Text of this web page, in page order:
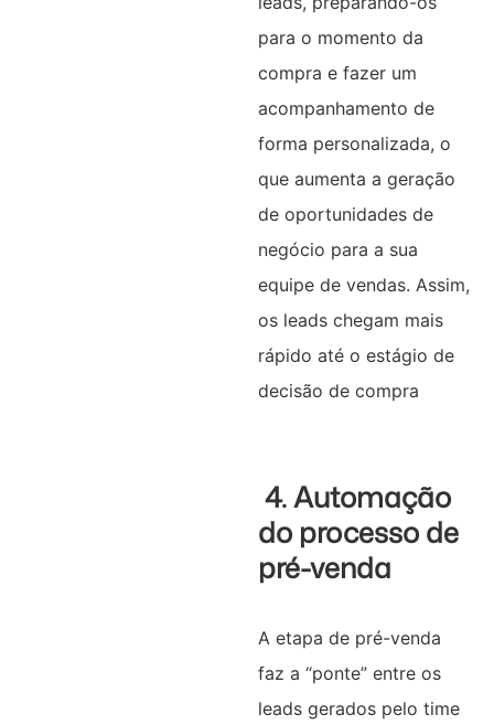
para o momento da
compra e fazer um
acompanhamento de
forma personalizada, o
que aumenta a geração
de oportunidades de
negócio para a sua
equipe de vendas. Assim,
os leads chegam mais
rápido até o estágio de
decisão de compra
4. Automação
do processo de
pré-venda
A etapa de pré-venda
faz a “ponte” entre os
leads gerados pelo time